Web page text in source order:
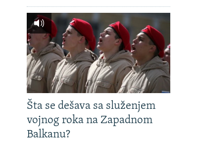
Šta se dešava sa služenjem
vojnog roka na Zapadnom
Balkanu?